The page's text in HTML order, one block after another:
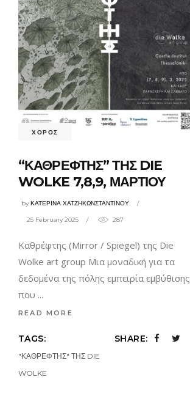
ΧΟΡΟΣ
“ΚΑΘΡΕΦΤΗΣ” ΤΗΣ DIE
WOLKE 7,8,9, ΜΑΡΤΙΟΥ
byΚΑΤΕΡΙΝΑ ΧΑΤΖΗΚΩΝΣΤΑΝΤΙΝΟΥ
25 February 2025 287
Καθρέφτης (Mirror / Spiegel) της Die
Wolke art group Μια μοναδική για τα
δεδομένα της πόλης εμπειρία εμβύθισης
που
READ MORE
TAGS:
"ΚΑΘΡΕΦΤΗΣ" ΤΗΣ DIE
WOLKE
SHARE: